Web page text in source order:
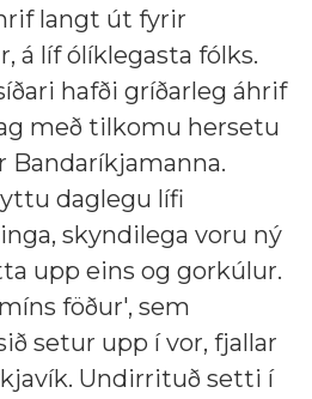
langt út fyrir
á líf ólíklegasta fólks.
hafði gríðarleg áhrif
með tilkomu hersetu
Bandaríkjamanna.
daglegu lífi
skyndilega voru ný
upp eins og gorkúlur.
föður', sem
setur upp í vor, fjallar
Undirrituð setti í